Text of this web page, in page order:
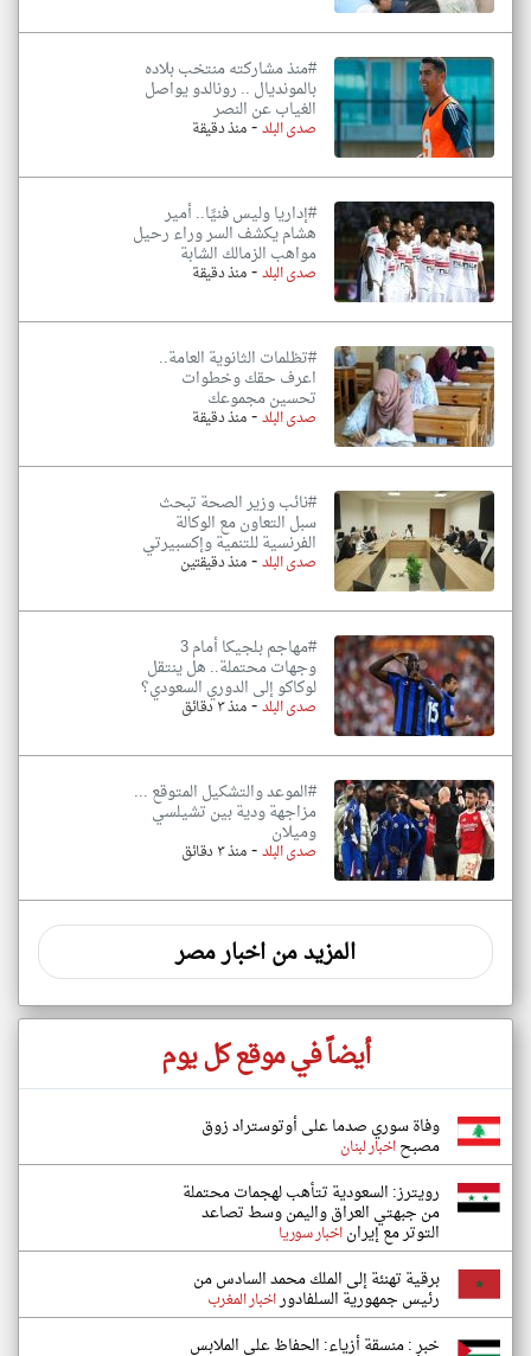
#منذ مشاركته منتخب بلاده
بالمونديال .. رونالدو يواصل
الغياب عن النصر
صدى البلد-منذ دقيقة
#إداريا وليس فنيًا.. أمير
هشام يكشف السر وراء رحيل
مواهب الزمالك الشابة
صدى البلد-منذ دقيقة
#تظلمات الثانوية العامة..
اعرف حقك وخطوات
تحسين مجموعك
صدى البلد-منذ دقيقة
#نائب وزير الصحة تبحث
سبل التعاون مع الوكالة
الفرنسية للتنمية وإكسبيرتي
صدى البلد-منذ دقيقتين
#مهاجم بلجيكا أمام 3
وجهات محتملة.. هل ينتقل
لوكاكو إلى الدوري السعودي؟
صدى البلد-منذ ٣ دقائق
#الموعد والتشكيل المتوقع ...
مزاجهة ودية بين تشيلسي
وميلان
صدى البلد-منذ ٣ دقائق
المزيد من اخبار مصر
أيضاً في موقع كل يوم
وفاة سوري صدما على أوتوستراد زوق
مصبحاخبار لبنان
رويترز: السعودية تتأهب لهجمات محتملة
من جبهتي العراق واليمن وسط تصاعد
التوتر مع إيراناخبار سوريا
برقية تهنئة إلى الملك محمد السادس من
رئيس جمهورية السلفادوراخبار المغرب
خبر : منسقة أزياء: الحفاظ على الملابس